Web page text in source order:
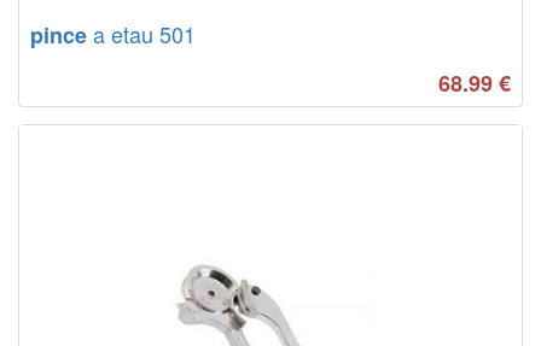
pincea etau 501
68.99€